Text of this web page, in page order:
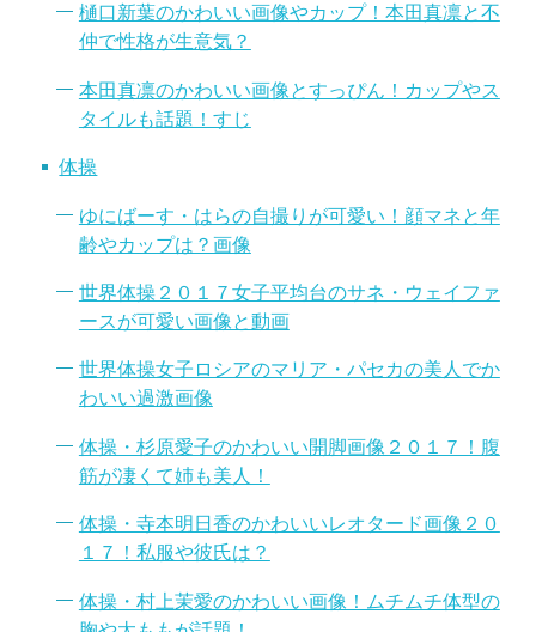
樋口新葉のかわいい画像やカップ！本田真凛と不
仲で性格が生意気？
本田真凛のかわいい画像とすっぴん！カップやス
タイルも話題！すじ
体操
ゆにばーす・はらの自撮りが可愛い！顔マネと年
齢やカップは？画像
世界体操２０１７女子平均台のサネ・ウェイファ
ースが可愛い画像と動画
世界体操女子ロシアのマリア・パセカの美人でか
わいい過激画像
体操・杉原愛子のかわいい開脚画像２０１７！腹
筋が凄くて姉も美人！
体操・寺本明日香のかわいいレオタード画像２０
１７！私服や彼氏は？
体操・村上茉愛のかわいい画像！ムチムチ体型の